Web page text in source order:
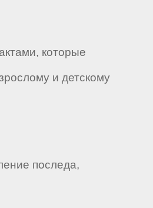
которые
и детскому
последа,